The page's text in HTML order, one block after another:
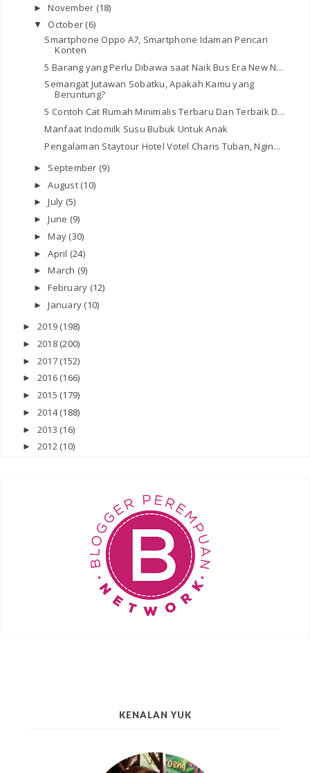
►November (18)
▼ October (6)
Smartphone Oppo A7, Smartphone Idaman Pencari
Konten
5 Barang yang Perlu Dibawa saat Naik Bus Era New N...
Semangat Jutawan Sobatku, Apakah Kamu yang
Beruntung?
5 Contoh Cat Rumah Minimalis Terbaru Dan Terbaik D...
Manfaat Indomilk Susu Bubuk Untuk Anak
Pengalaman Staytour Hotel Votel Charis Tuban, Ngin...
► September (9)
►August (10)
►July (5)
►June (9)
►May (30)
►April (24)
►March (9)
►February (12)
►January (10)
► 2019 (198)
► 2018 (200)
► 2017 (152)
► 2016 (166)
► 2015 (179)
► 2014(188)
► 2013 (16)
► 2012 (10)
KENALAN YUK